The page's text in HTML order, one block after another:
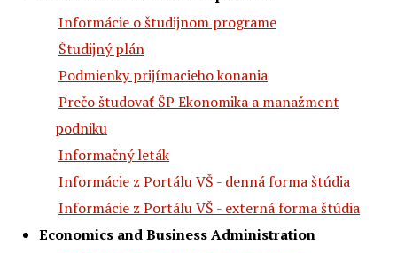
Informácie o študijnom programe
Študijný plán
Podmienky prijímacieho konania
Prečo študovať ŠP Ekonomika a manažment
podniku
Informačný leták
Informácie z Portálu VŠ - denná forma štúdia
Informácie z Portálu VŠ - externá forma štúdia
Economics and Business Administration